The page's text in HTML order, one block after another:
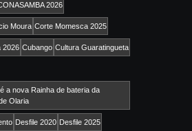
2026
Moura Corte Momesca 2025
2026 Cubango Cultura Guaratingueta
é a nova Rainha de bateria da
Olaria
Desfile 2020 Desfile 2025